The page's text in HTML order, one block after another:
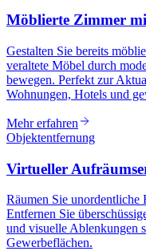
Möblierte Zimmer
Gestalten Sie bereits
veraltete Möbel durch
bewegen. Perfekt zur
Wohnungen, Hotels und
Mehr erfahren
Objektentfernung
Virtueller
Räumen Sie unordentliche
Entfernen Sie
und visuelle Ablenkungen
Gewerbeflächen.